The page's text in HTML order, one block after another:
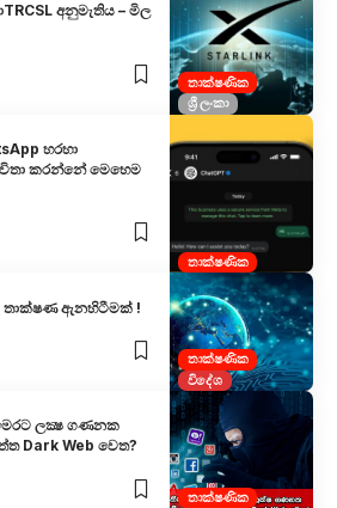
තාක්ෂණික
ශ්‍රී ලංකා
අනුමැතිය – මිල
තාක්ෂණික
හරහා
කරන්නේ මෙහෙම​
තාක්ෂණික
විදේශ
තාක්ෂණ ඇනහිටීමක් !
තාක්ෂණික
ලක්‍ෂ ගණනක
Dark Web වෙත?